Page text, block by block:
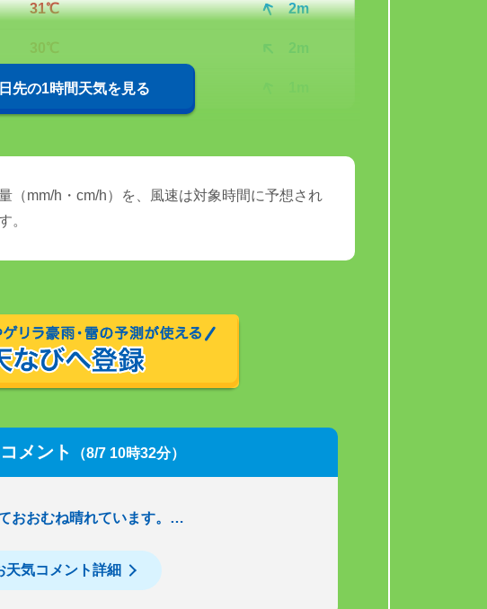
31℃ 2m
2m
29℃
先の1時間天気を見る
（mm/h・cm/h）を、風速は対象時間に予想され
。
メント （8/7 10時32分）
おおむね晴れています。…
天気コメント詳細